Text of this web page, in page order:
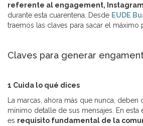
referente al engagement, Instagram
durante esta cuarentena. Desde EUDE
traemos las claves para sacar el máximo
Claves para generar
1 Cuida lo qué dices
La marcas, ahora más que nunca, deben
mínimo detalle de sus mensajes. En esta
es requisito fundamental de la